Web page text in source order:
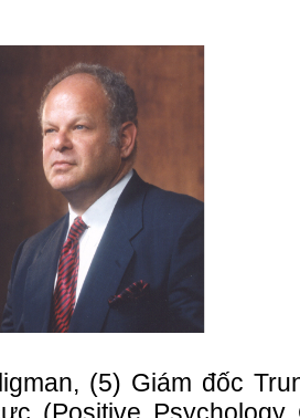
(5) Giám đốc
(Positive Psychology